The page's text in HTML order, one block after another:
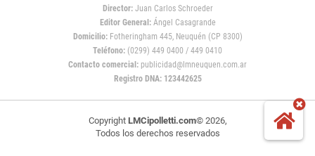
Director: Juan Carlos Schroeder
Editor General:Ángel Casagrande
Domicilio:Fotheringham 445, Neuquén (CP 8300)
Teléfono: (0299) 449 0400 / 449 0410
Contacto comercial: publicidad@lmneuquen.com.ar
Registro DNA: 123442625
Copyright LMCipolletti.com© 2026,
Todos los derechos reservados